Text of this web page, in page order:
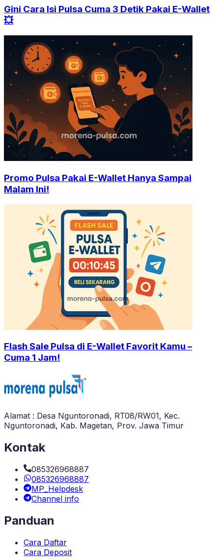
Gini Cara Isi Pulsa Cuma 3 Detik Pakai E-Wallet
💥
Promo Pulsa Pakai E-Wallet Hanya Sampai
Malam Ini!
Flash Sale Pulsa di E-Wallet Favorit Kamu –
Cuma 1 Jam!
Alamat : Desa Nguntoronadi, RT08/RW01, Kec.
Nguntoronadi, Kab. Magetan, Prov. Jawa Timur
Kontak
085326968887
085326968887
MP_Helpdesk
Channel info
Panduan
Cara Daftar
Cara Deposit